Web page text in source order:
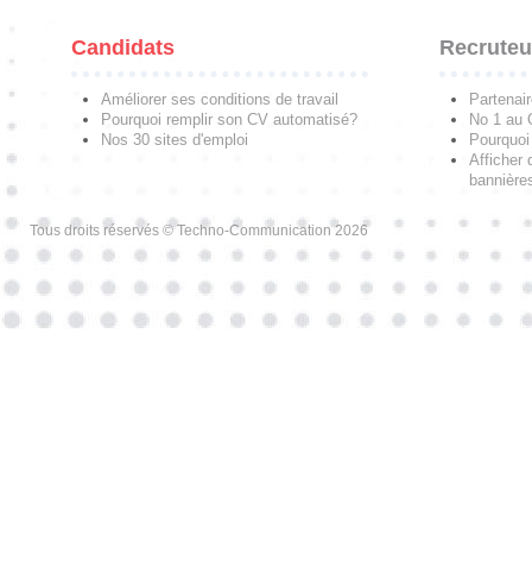
Candidats
Améliorer ses conditions de travail
Pourquoi remplir son CV automatisé?
Nos 30 sites d'emploi
No 1 au
Afficher
Tous droits réservés © Techno-Communication 2026